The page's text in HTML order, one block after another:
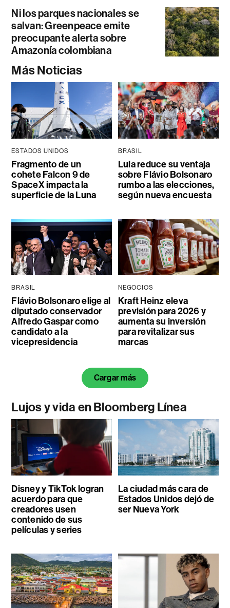
Ni los parques nacionales se
salvan: Greenpeace emite
preocupante alerta sobre
Amazonía colombiana
Más Noticias
ESTADOS UNIDOS
Fragmento de un
cohete Falcon 9 de
SpaceX impacta la
superficie de la Luna
BRASIL
Lula reduce su ventaja
sobre Flávio Bolsonaro
rumbo a las elecciones,
según nueva encuesta
BRASIL
Flávio Bolsonaro elige al
diputado conservador
Alfredo Gaspar como
candidato a la
vicepresidencia
NEGOCIOS
Kraft Heinz eleva
previsión para 2026 y
aumenta su inversión
para revitalizar sus
marcas
Cargar más
Lujos y vida en Bloomberg Línea
Disney y TikTok logran
acuerdo para que
creadores usen
contenido de sus
películas y series
La ciudad más cara de
Estados Unidos dejó de
ser Nueva York